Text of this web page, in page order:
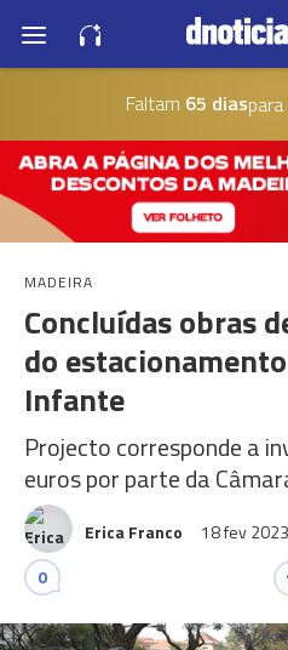
Faltam 65 dias
MADEIRA
Concluídas obras
do
Infante
Projecto corresponde a
euros por parte da
Erica Franco 18 fev 2023
0